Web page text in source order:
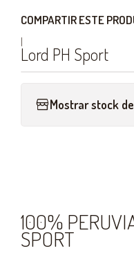
COMPARTIR ESTE
|
Lord PH Sport
Mostrar stock
100%
SPORT